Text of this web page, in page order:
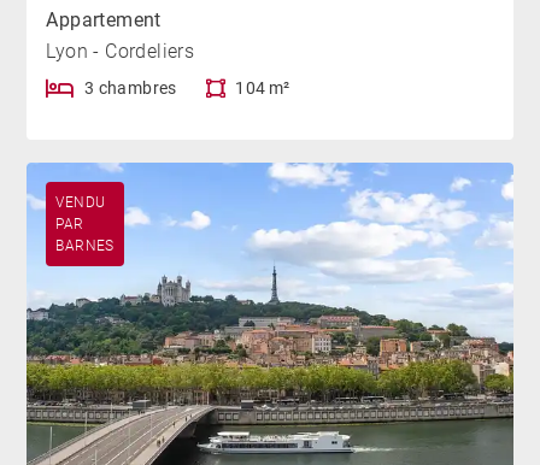
Appartement
Lyon - Cordeliers
3 chambres 104 m²
VENDU
PAR
BARNES